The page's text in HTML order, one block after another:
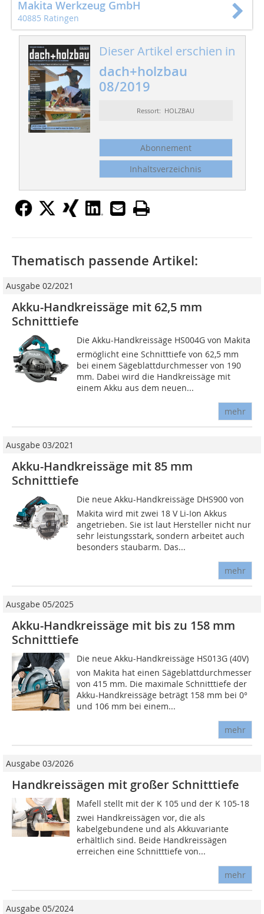
Makita Werkzeug GmbH
40885 Ratingen
Dieser Artikel erschien in
dach+holzbau
08/2019
Ressort: HOLZBAU
Abonnement
Inhaltsverzeichnis
Thematisch passende Artikel:
Ausgabe 02/2021
Akku-Handkreissäge mit 62,5 mm
Schnitttiefe
Die Akku-Handkreissäge HS004G von Makita
ermöglicht eine Schnitttiefe von 62,5 mm
bei einem Sägeblattdurchmesser von 190
mm. Dabei wird die Handkreissäge mit
einem Akku aus dem neuen...
mehr
Ausgabe 03/2021
Akku-Handkreissäge mit 85 mm
Schnitttiefe
Die neue Akku-Handkreissäge DHS900 von
Makita wird mit zwei 18 V Li-Ion Akkus
angetrieben. Sie ist laut Hersteller nicht nur
sehr leistungsstark, sondern arbeitet auch
besonders staubarm. Das...
mehr
Ausgabe 05/2025
Akku-Handkreissäge mit bis zu 158 mm
Schnitttiefe
Die neue Akku-Handkreissäge HS013G (40V)
von Makita hat einen Sägeblattdurchmesser
von 415 mm. Die maximale Schnitttiefe der
Akku-Handkreissäge beträgt 158 mm bei 0°
und 106 mm bei einem...
mehr
Ausgabe 03/2026
Handkreissägen mit großer Schnitttiefe
Mafell stellt mit der K 105 und der K 105-18
zwei Handkreissägen vor, die als
kabelgebundene und als Akkuvariante
erhältlich sind. Beide Handkreissägen
erreichen eine Schnitttiefe von...
mehr
Ausgabe 05/2024